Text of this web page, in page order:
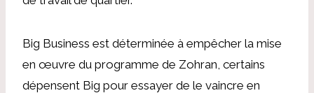
Big Business est déterminée à empêcher la mise
en œuvre du programme de Zohran, certains
dépensent Big pour essayer de le vaincre en